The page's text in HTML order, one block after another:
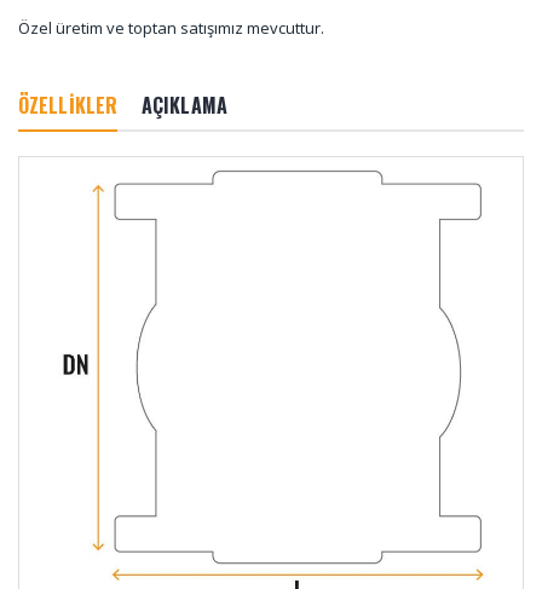
Özel üretim ve toptan satışımız mevcuttur.
ÖZELLİKLER AÇIKLAMA